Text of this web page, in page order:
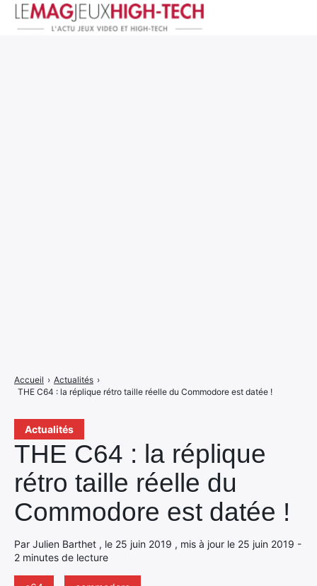
Actualités
THE C64 : la réplique
rétro taille réelle du
Commodore est datée !
Par Julien Barthet , le 25 juin 2019 , mis à jour le 25 juin 2019 -
2 minutes de lecture
Accueil › Actualités ›
THE C64 : la réplique rétro taille réelle du Commodore est datée !